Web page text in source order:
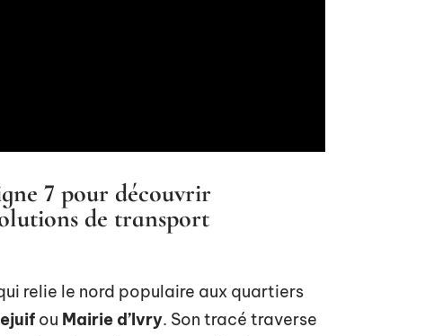
7 pour découvrir
de transport
relie le nord populaire aux quartiers
ou Mairie d’Ivry. Son tracé traverse